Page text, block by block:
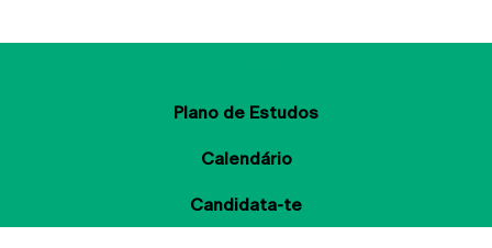
Plano de Estudos
Calendário
Candidata-te